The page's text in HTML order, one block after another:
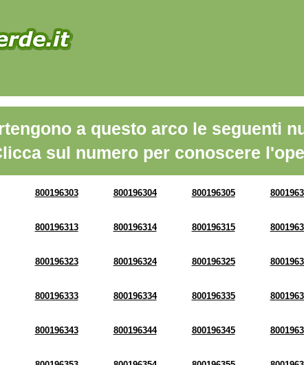
a questo arco le seguenti
sul numero per conoscere
800196303 800196304 800196305
800196313 800196314 800196315
800196323 800196324 800196325
800196333 800196334 800196335
800196343 800196344 800196345